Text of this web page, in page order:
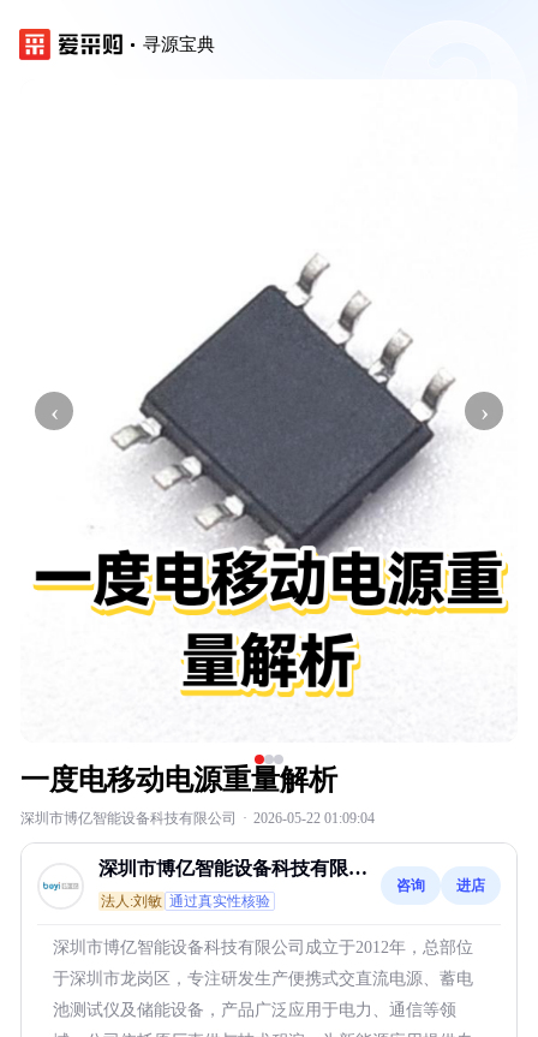
寻源宝典
‹ ›
一度电移动电源重量解析
深圳市博亿智能设备科技有限公司 · 2026-05-22 01:09:04
深圳市博亿智能设备科技有限公
司
法人:刘敏 通过真实性核验
咨询 进店
深圳市博亿智能设备科技有限公司成立于2012年，总部位
于深圳市龙岗区，专注研发生产便携式交直流电源、蓄电
池测试仪及储能设备，产品广泛应用于电力、通信等领